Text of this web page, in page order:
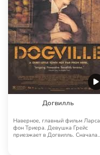
Догвилль
Наверное, главный фильм Ларса
фон Триера. Девушка Грейс
приезжает в Догвилль. Сначала